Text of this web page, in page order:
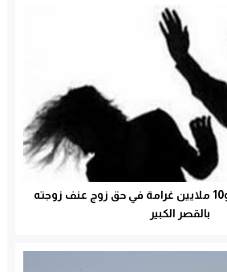
20 سنة سجنا نافذا و10 ملايين غرامة في حق زوج عنف زوجته
بالقصر الكبير